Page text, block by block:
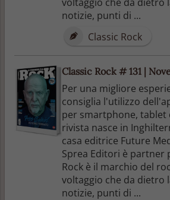
notizie, punti di ...
Classic Rock
Classic Rock # 131 |
Per una migliore
consiglia l'utilizzo
per smartphone, tablet
rivista nasce in
casa editrice Future
Sprea Editori è partner
Rock è il marchio del
voltaggio che da dietro
notizie, punti di ...